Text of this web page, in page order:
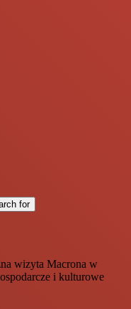
for
wizyta Macrona w
i kulturowe